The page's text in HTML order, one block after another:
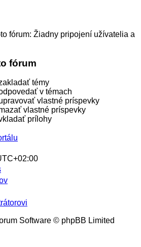
fórum: Žiadny pripojení užívatelia a
fórum
témy
v témach
vlastné príspevky
vlastné príspevky
prílohy
Software © phpBB Limited